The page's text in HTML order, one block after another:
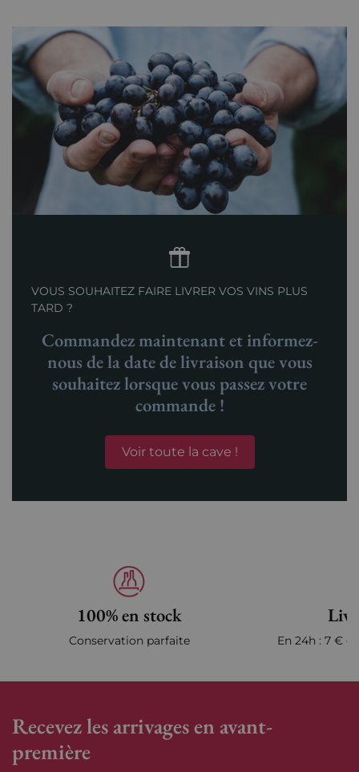
VOUS SOUHAITEZ FAIRE LIVRER VOS VINS PLUS
TARD ?
Commandez maintenant et informez-
nous de la date de livraison que vous
souhaitez lorsque vous passez votre
commande !
Voir toute la cave !
100% en stock
Conservation parfaite En 24h : 7 €
Recevez les arrivages en avant-
première